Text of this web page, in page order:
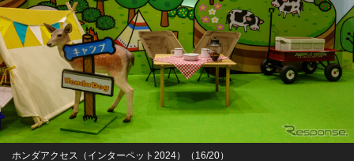
ホンダアクセス（インターペット2024）（16/20）